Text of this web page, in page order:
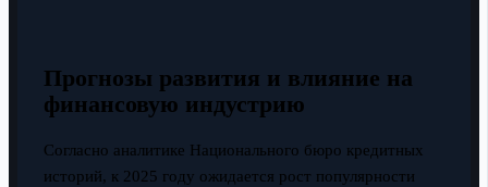
Прогнозы развития и влияние на
финансовую индустрию
Согласно аналитике Национального бюро кредитных
историй, к 2025 году ожидается рост популярности